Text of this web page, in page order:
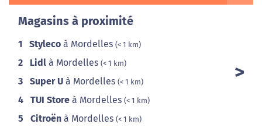
Magasins à proximité
1 Styleco à Mordelles (< 1 km)
2 Lidl à Mordelles (< 1 km)
3 Super U à Mordelles (< 1 km)
4 TUI Store à Mordelles (< 1 km)
5 Citroën à Mordelles (< 1 km)